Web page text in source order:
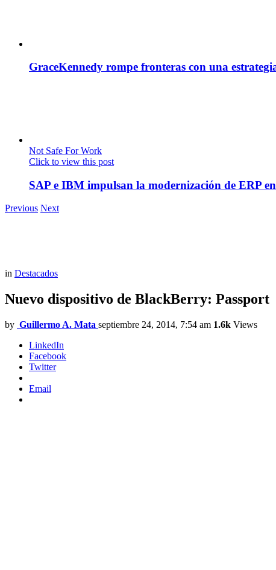
GraceKennedy rompe fronteras con una
Not Safe For Work
Click to view this post
SAP e IBM impulsan la modernización de ERP
Previous Next
in Destacados
Nuevo dispositivo de BlackBerry: Passport
by Guillermo A. Mata septiembre 24, 2014, 7:54 am 1.6k Views
LinkedIn
Facebook
Twitter
Email